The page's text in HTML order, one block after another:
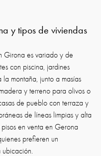
y tipos de viviendas
Girona es variado y de
con piscina, jardines
montaña, junto a masías
y terreno para olivos o
de pueblo con terraza y
de líneas limpias y alta
en venta en Gerona
prefieren un
ubicación.